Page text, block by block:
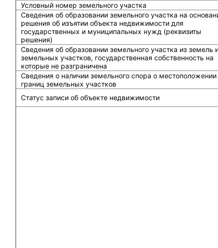
Условный номер земельного участка
Сведения об образовании земельного участка на
решения об изъятии объекта недвижимости для
государственных и муниципальных нужд (реквизиты
решения)
Сведения об образовании земельного участка из земель
земельных участков, государственная собственность на
которые не разграничена
Сведения о наличии земельного спора о местоположении
границ земельных участков
Статус записи об объекте недвижимости